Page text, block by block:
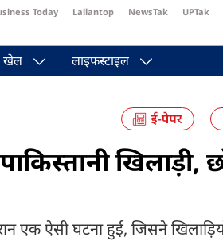
Today Lallantop NewsTak UPTak
खेल लाइफस्टाइल
खिलाड़ी,
एक ऐसी घटना हुई, जिसने